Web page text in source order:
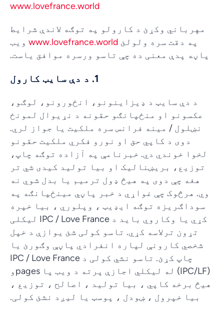
www.lovefrance.world
مهرباني وکړئ د کارولو په توګه لاندې شرایط
په دقت سره ولولئ www.lovefrance.world ویب
پاڼه پدې معنی ده چې تاسو ورسره موافق یاست.
1. د دې سایټ کارول
د دې سایټ د ډیزاینونو، انځورونو، لوګو،
عکسونو او منځپانګو حقونه د نړیوال لمونځ
نښلول / مینه فرانس سره ملکیت یا جواز لري.
دوی د کاپي حق او نورو فکري ملکیت حقونو
لخوا خوندي دي. خبرنامې په آزاده توګه چاپ،
توزیع، بریښنالیک او بیا تولید کیدی شي تر
هغه چې دوی په هیڅ ډول ترمیم یا بدل شوي نه
وي. هرڅوک چې غواړي د خبر پاڼي مینځپانګه په
سوداګریزه توګه ایډیټ ، وپلوري ، بیا خپره
کړي یا وکاروي باید د IPC / Love France لیکلی
تړون ترلاسه کړي. تاسو کولی شئ یوازې د خپل
شخصي کارونې لپاره انفرادي پاڼې وګورئ یا
چاپ کړئ. تاسو نشي کولی د IPC / Love France
(IPC/LF) له لیکلي اجازې پرته د ویب پا pagesو
هیڅ برخه کاپي ، بیا تولید ، اصالح ، توزیع ،
بیا خپرول ، ښودل ، پوسټ یا لیږد نشئ کولی.